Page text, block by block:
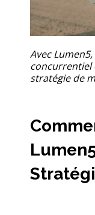
Avec
concurrentiel
stratégie de